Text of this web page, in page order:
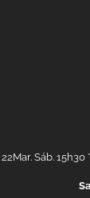
Sáb. 15h30